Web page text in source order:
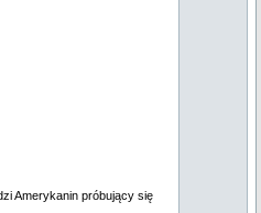
Amerykanin próbujący się